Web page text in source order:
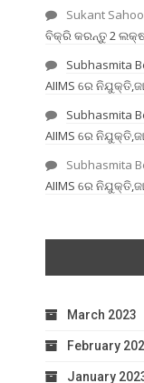
Sukant Sahoo
ବିକ୍ରି କରନ୍ତୁ 2
Subhasmita
AIIMS ରେ
Subhasmita
AIIMS ରେ
Subhasmita
AIIMS ରେ
March 2023
February
January